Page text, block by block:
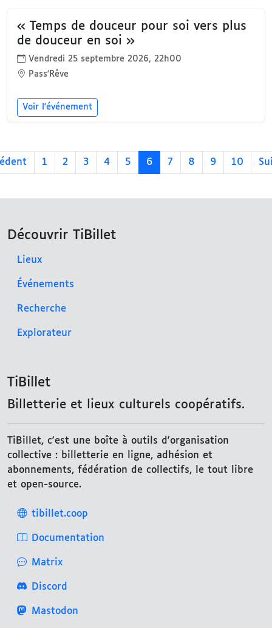
« Temps de douceur pour soi vers plus
de douceur en soi »
Vendredi 25 septembre 2026, 22h00
Pass'Rêve
Voir l'événement
1 2 3 4 5 6 7 8 9 10
Découvrir TiBillet
Lieux
Événements
Recherche
Explorateur
TiBillet
Billetterie et lieux culturels coopératifs.
TiBillet, c'est une boîte à outils d'organisation
collective : billetterie en ligne, adhésion et
abonnements, fédération de collectifs, le tout libre
et open-source.
tibillet.coop
Documentation
Matrix
Discord
Mastodon